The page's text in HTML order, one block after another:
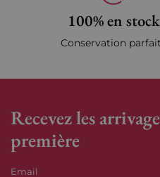
100% en stock
Conservation
Recevez les
première
Email